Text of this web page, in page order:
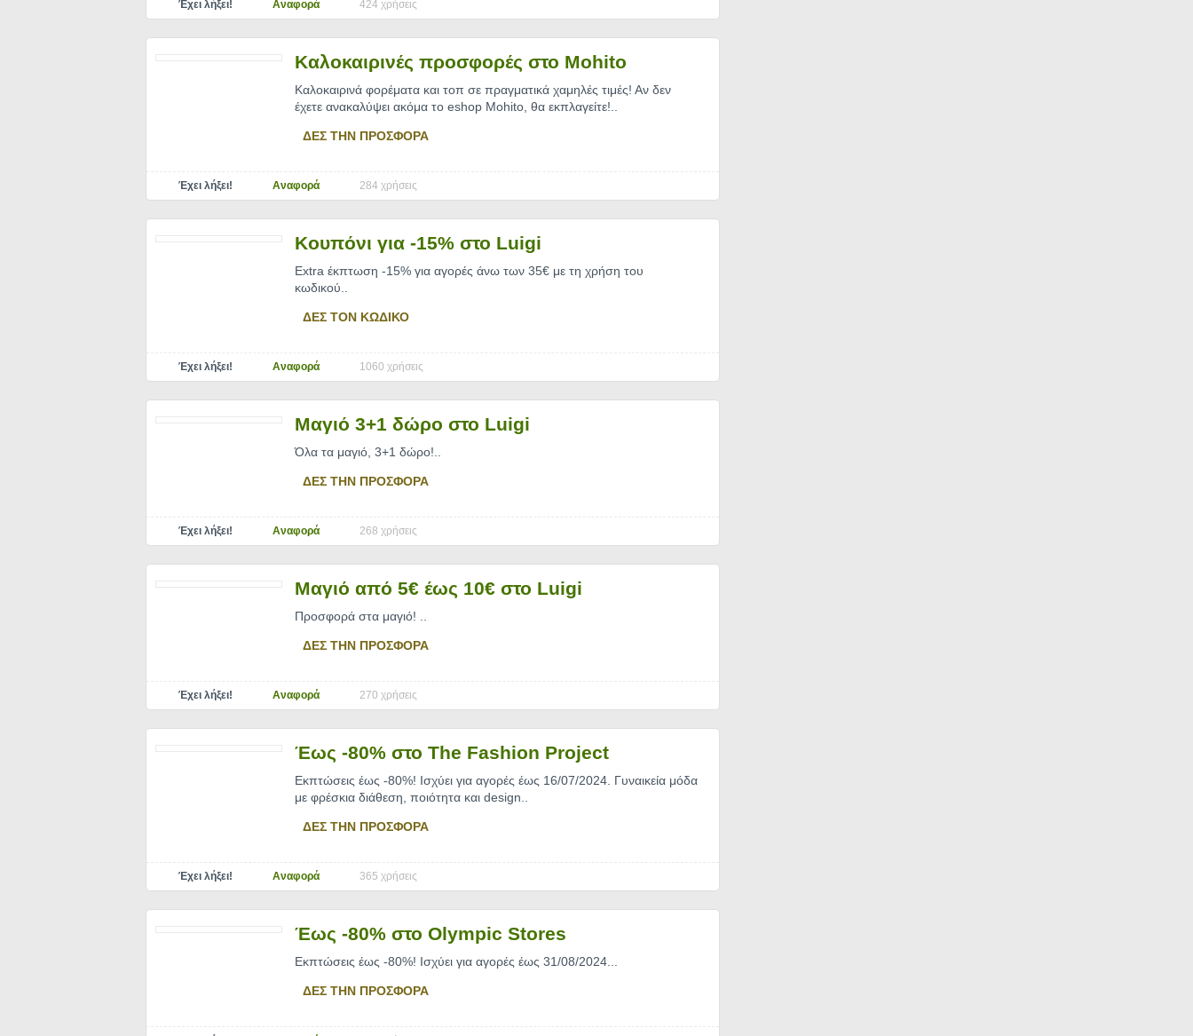
Έχει λήξει! Αναφορά 424 χρήσεις
Καλοκαιρινές προσφορές στο Mohito
Καλοκαιρινά φορέματα και τοπ σε πραγματικά χαμηλές τιμές! Αν δεν
έχετε ανακαλύψει ακόμα το eshop Mohito, θα εκπλαγείτε!
ΔΕΣ ΤΗΝ ΠΡΟΣΦΟΡΑ
Έχει λήξει! Αναφορά 284 χρήσεις
Κουπόνι για -15% στο Luigi
Extra έκπτωση -15% για αγορές άνω των 35€ με τη χρήση του
κωδικού
ΔΕΣ ΤΟΝ ΚΩΔΙΚΟ
Έχει λήξει! Αναφορά 1060 χρήσεις
Μαγιό 3+1 δώρο στο Luigi
Όλα τα μαγιό, 3+1 δώρο!
ΔΕΣ ΤΗΝ ΠΡΟΣΦΟΡΑ
Έχει λήξει! Αναφορά 268 χρήσεις
Μαγιό από 5€ έως 10€ στο Luigi
Προσφορά στα μαγιό!
ΔΕΣ ΤΗΝ ΠΡΟΣΦΟΡΑ
Έχει λήξει! Αναφορά 270 χρήσεις
Έως -80% στο The Fashion Project
Εκπτώσεις έως -80%! Ισχύει για αγορές έως 16/07/2024. Γυναικεία μόδα
με φρέσκια διάθεση, ποιότητα και design
ΔΕΣ ΤΗΝ ΠΡΟΣΦΟΡΑ
Έχει λήξει! Αναφορά 365 χρήσεις
Έως -80% στο Olympic Stores
Εκπτώσεις έως -80%! Ισχύει για αγορές έως 31/08/2024.
ΔΕΣ ΤΗΝ ΠΡΟΣΦΟΡΑ